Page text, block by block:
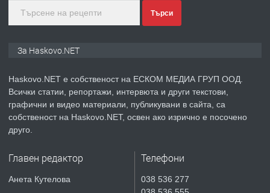
преди 4 дни
ПРЕДЛАГА
№4119 Едностаен обзаведен
Търси
За Haskovo.NET
Haskovo.NET е собственост на ЕСКОМ МЕДИА ГРУП ООД.
Всички статии, репортажи, интервюта и други текстови,
графични и видео материали, публикувани в сайта, са
собственост на Haskovo.NET, освен ако изрично е посочено
друго.
Главен редактор
Анета Кутелова
Телефони
038 536 277